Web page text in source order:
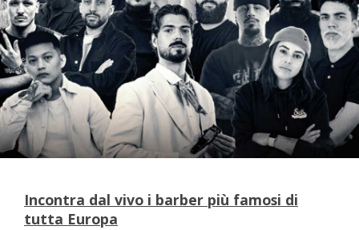
Incontra dal vivo i barber più famosi di
tutta Europa